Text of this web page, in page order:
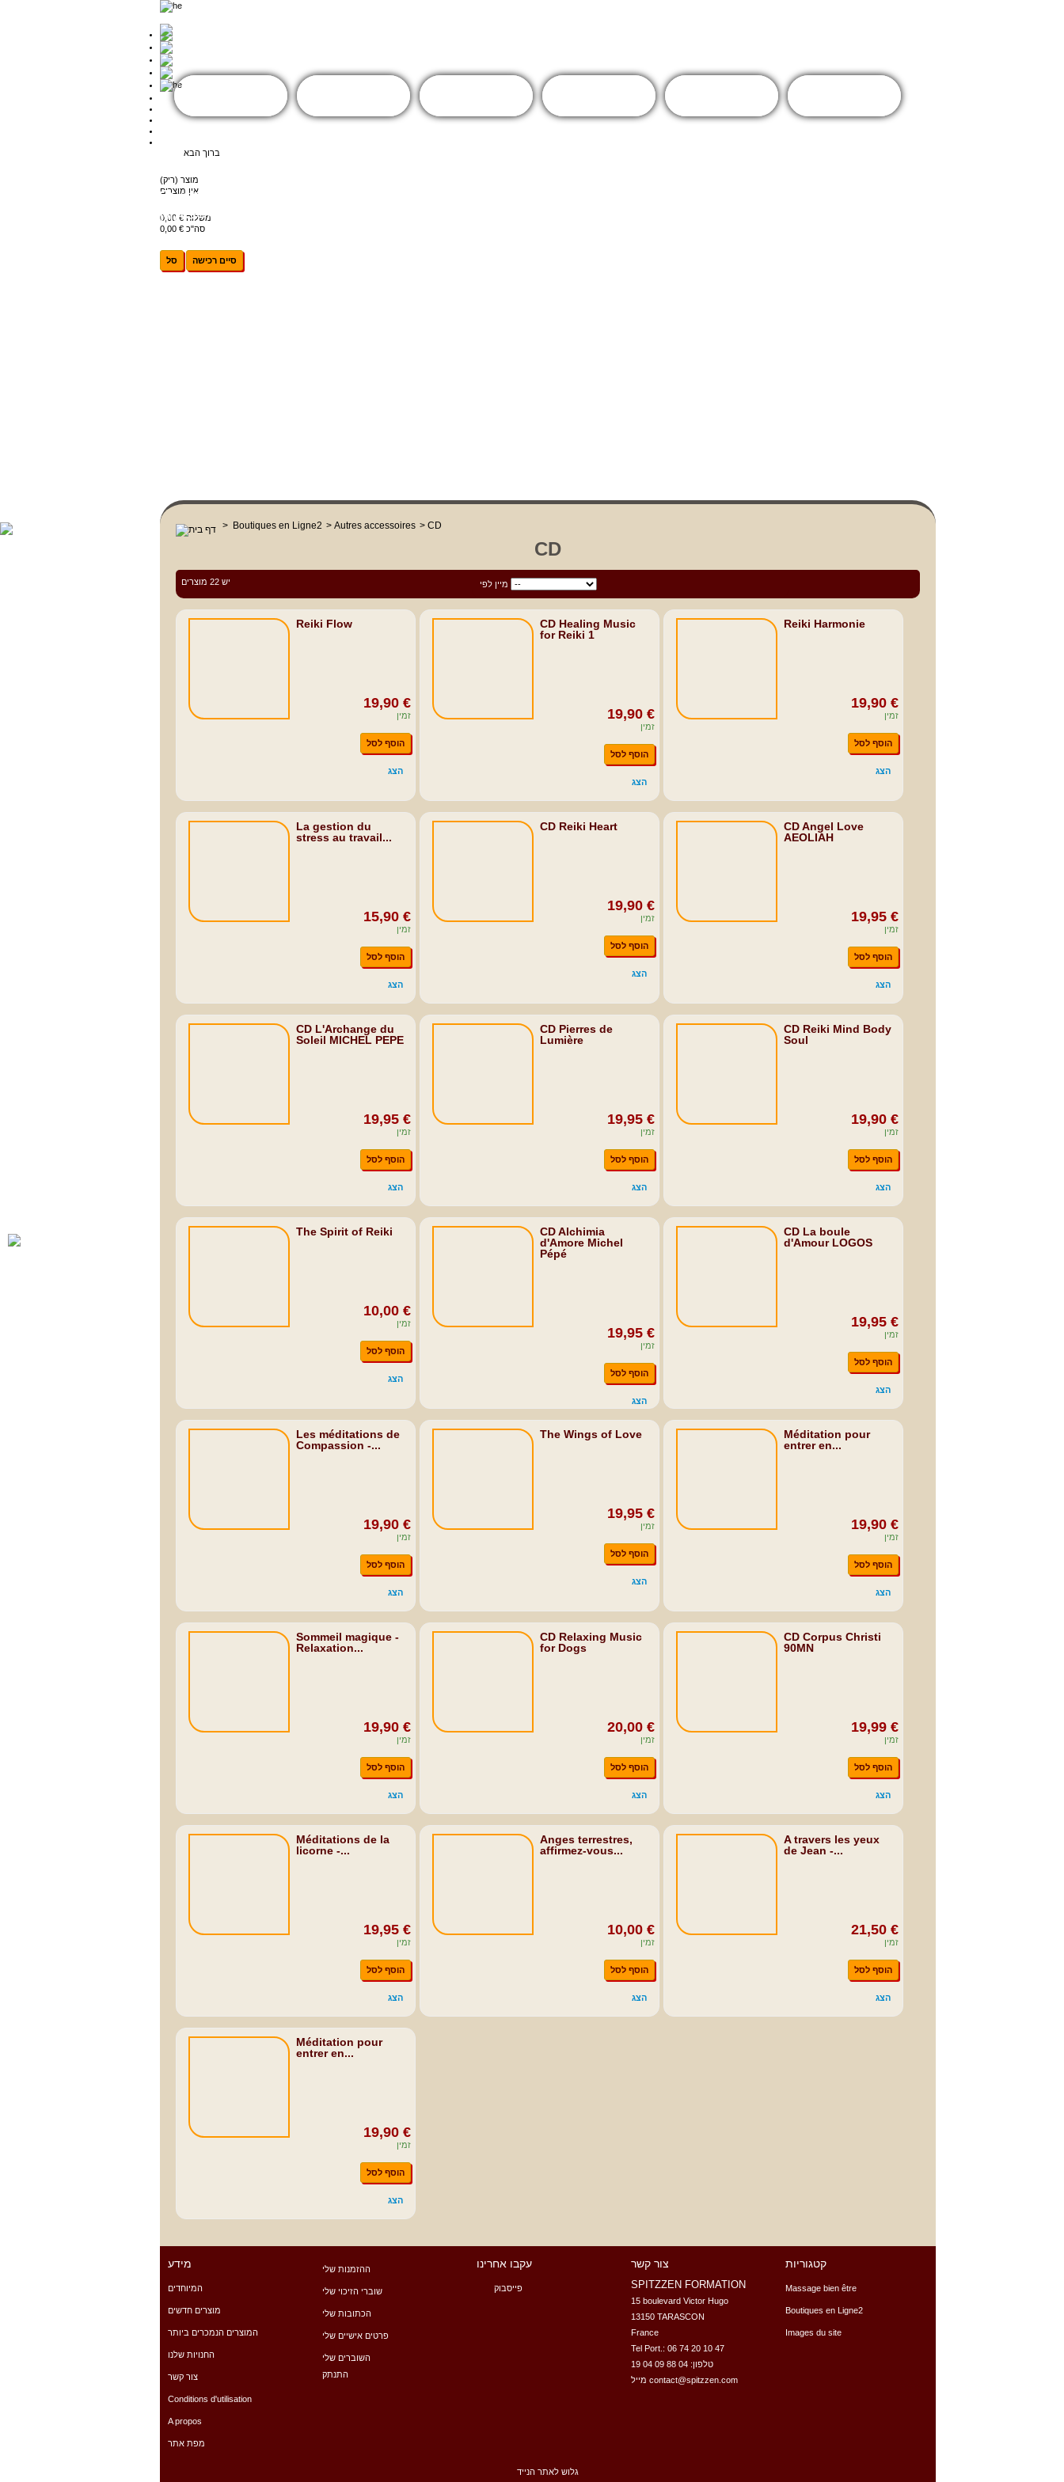
Offrir un
massage
מפת האתר
ברוך הבא
מוצר (ריק)
אין מוצרים
0,00 € משלוח
0,00 € סה"כ
סל סיים רכישה
> Boutiques en Ligne2 > Autres accessoires > CD
CD
יש 22 מוצרים
Reiki Flow
19,90 €
זמין
הוסף לסל
הצג
CD Healing Music
for Reiki 1
19,90 €
זמין
הוסף לסל
הצג
Reiki Harmonie
19,90 €
זמין
הוסף לסל
הצג
La gestion du
stress au travail...
15,90 €
זמין
הוסף לסל
הצג
CD Reiki Heart
19,90 €
זמין
הוסף לסל
הצג
CD Angel Love
AEOLIAH
19,95 €
זמין
הוסף לסל
הצג
CD L'Archange du
Soleil MICHEL PEPE
19,95 €
זמין
הוסף לסל
הצג
CD Pierres de
Lumière
19,95 €
זמין
הוסף לסל
הצג
CD Reiki Mind Body
Soul
19,90 €
זמין
הוסף לסל
הצג
The Spirit of Reiki
10,00 €
זמין
הוסף לסל
הצג
CD Alchimia
d'Amore Michel
Pépé
19,95 €
זמין
הוסף לסל
הצג
CD La boule
d'Amour LOGOS
19,95 €
זמין
הוסף לסל
הצג
Les méditations de
Compassion -...
19,90 €
זמין
הוסף לסל
הצג
The Wings of Love
19,95 €
זמין
הוסף לסל
הצג
Méditation pour
entrer en...
19,90 €
זמין
הוסף לסל
הצג
Sommeil magique -
Relaxation...
19,90 €
זמין
הוסף לסל
הצג
CD Relaxing Music
for Dogs
20,00 €
זמין
הוסף לסל
הצג
CD Corpus Christi
90MN
19,99 €
זמין
הוסף לסל
הצג
Méditations de la
licorne -...
19,95 €
זמין
הוסף לסל
הצג
Anges terrestres,
affirmez-vous...
10,00 €
זמין
הוסף לסל
הצג
A travers les yeux
de Jean -...
21,50 €
זמין
הוסף לסל
הצג
Méditation pour
entrer en...
19,90 €
זמין
הוסף לסל
הצג
מיין לפי
מידע
המיוחדים
מוצרים חדשים
המוצרים הנמכרים ביותר
החנויות שלנו
צור קשר
Conditions d'utilisation
A propos
מפת אתר
ההזמנות שלי
שוברי הזיכוי שלי
הכתובות שלי
פרטים אישיים שלי
השוברים שלי
התנתק
עקבו אחרינו
פייסבוק
צור קשר
SPITZZEN FORMATION
15 boulevard Victor Hugo
13150 TARASCON
France
Tel Port.: 06 74 20 10 47
טלפון: 04 88 09 04 19
contact@spitzzen.com
קטגוריות
Massage bien être
Boutiques en Ligne2
Images du site
גלוש לאתר הנייד